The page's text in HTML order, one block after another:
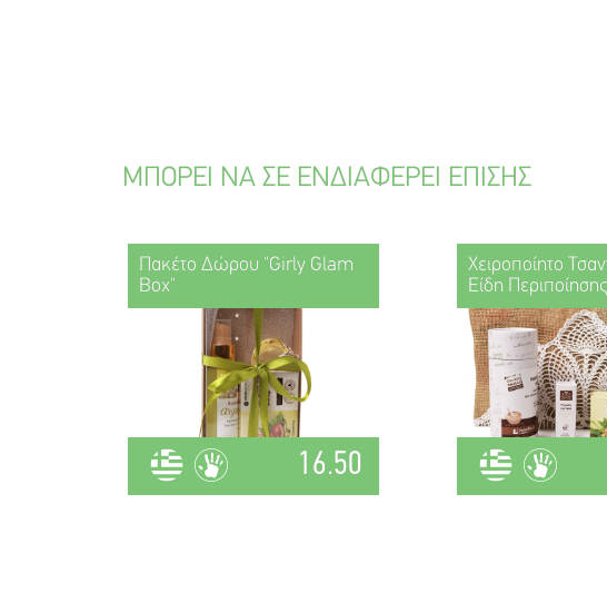
ΜΠΟΡΕΙ ΝΑ ΣΕ ΕΝΔΙΑΦΕΡΕΙ ΕΠΙΣΗΣ
Πακέτο Δώρου "Girly Glam
Box"
16.50
Χειροποίητο
Είδη Περιποίησης